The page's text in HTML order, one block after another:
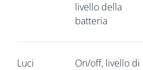
livello della
batteria
Luci
On/off, livello di